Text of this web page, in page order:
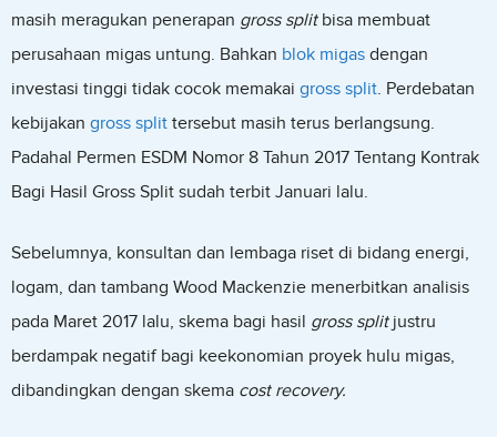
masih meragukan penerapan gross split bisa membuat
perusahaan migas untung. Bahkan blok migas dengan
investasi tinggi tidak cocok memakai gross split. Perdebatan
kebijakan gross split tersebut masih terus berlangsung.
Padahal Permen ESDM Nomor 8 Tahun 2017 Tentang Kontrak
Bagi Hasil Gross Split sudah terbit Januari lalu.
Sebelumnya, konsultan dan lembaga riset di bidang energi,
logam, dan tambang Wood Mackenzie menerbitkan analisis
pada Maret 2017 lalu, skema bagi hasil gross split justru
berdampak negatif bagi keekonomian proyek hulu migas,
dibandingkan dengan skema cost recovery.